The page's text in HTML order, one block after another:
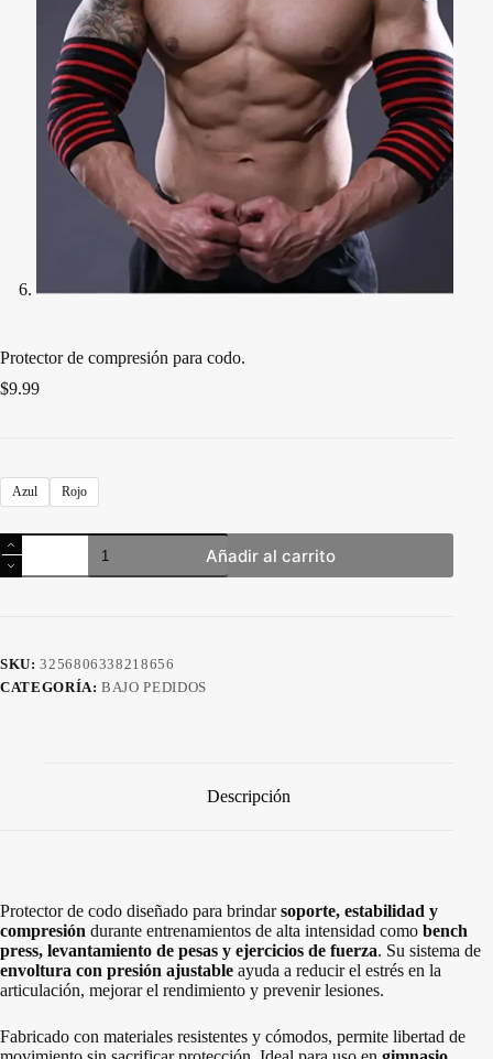
Protector de compresión para codo.
$9.99
Azul Rojo
Protector
de
compresión
Añadir al carrito
SKU:3256806338218656
CATEGORÍA:BAJO PEDIDOS
Descripción
Protector de codo diseñado para brindarsoporte, estabilidad y
compresión durante entrenamientos de alta intensidad como bench
press, levantamiento de pesas y ejercicios de fuerza. Su sistema de
envoltura con presión ajustable ayuda a reducir el estrés en la
articulación, mejorar el rendimiento y prevenir lesiones.
Fabricado con materiales resistentes y cómodos, permite libertad de